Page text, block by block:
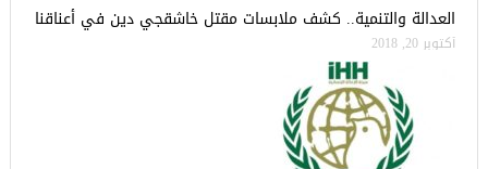
العدالة والتنمية.. كشف ملابسات مقتل خاشقجي دين في أعناقنا
أكتوبر 20, 2018